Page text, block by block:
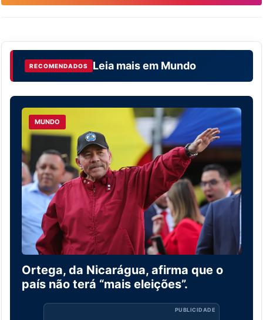
RECOMENDADOS Leia mais em Mundo
MUNDO
Ortega, da Nicarágua, afirma que o
país não terá “mais eleições”.
PUBLICIDADE